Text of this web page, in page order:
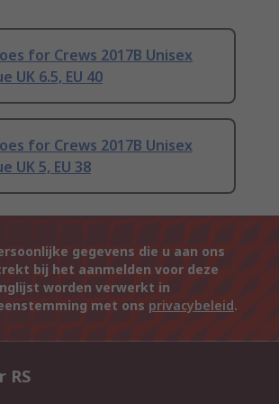
for Crews 2017B Unisex
UK 6.5, EU 40
for Crews 2017B Unisex
UK 5, EU 38
gegevens die u aan ons
bij het aanmelden voor deze
worden verwerkt in
met ons privacybeleid.
RS